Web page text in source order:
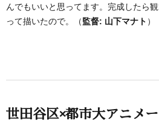
んでもいいと思ってます。完成したら
って描いたので。（監督: 山下マナト ）
世田谷区×都市大アニメ